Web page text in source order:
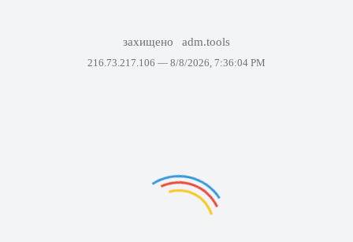
захищено adm.tools
216.73.217.106 — 8/8/2026, 7:36:04 PM